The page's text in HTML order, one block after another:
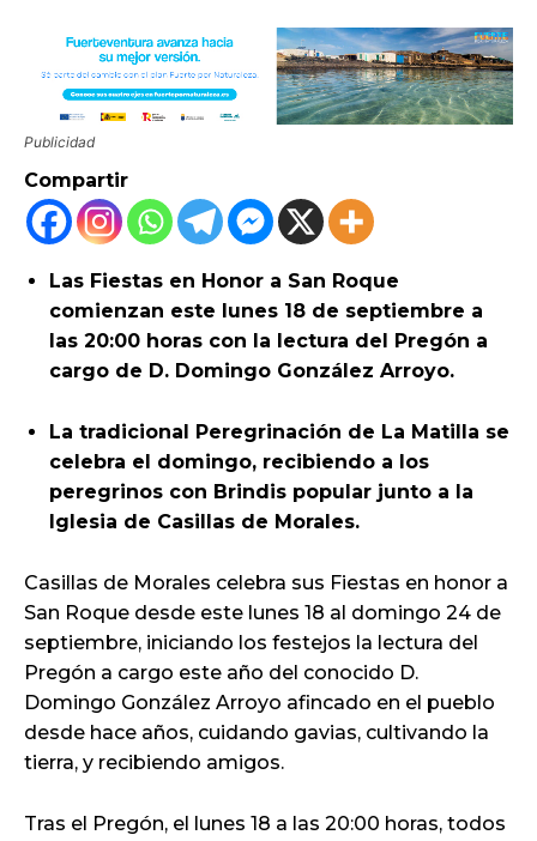
Publicidad
Compartir
Las Fiestas en Honor a San Roque
comienzan este lunes 18 de septiembre a
las 20:00 horas con la lectura del Pregón a
cargo de D. Domingo González Arroyo.
La tradicional Peregrinación de La Matilla se
celebra el domingo, recibiendo a los
peregrinos con Brindis popular junto a la
Iglesia de Casillas de Morales.
Casillas de Morales celebra sus Fiestas en honor a
San Roque desde este lunes 18 al domingo 24 de
septiembre, iniciando los festejos la lectura del
Pregón a cargo este año del conocido D.
Domingo González Arroyo afincado en el pueblo
desde hace años, cuidando gavias, cultivando la
tierra, y recibiendo amigos.
Tras el Pregón, el lunes 18 a las 20:00 horas, todos